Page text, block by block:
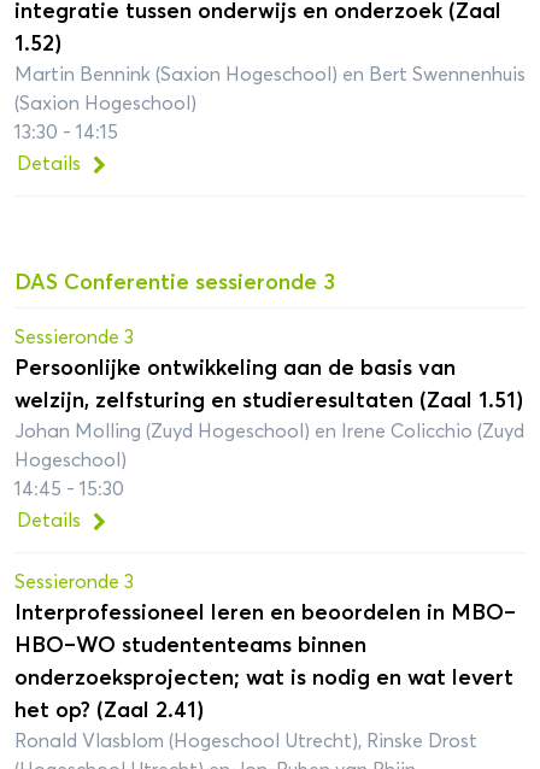
integratie tussen onderwijs en onderzoek (Zaal
1.52)
Martin Bennink (Saxion Hogeschool) en Bert Swennenhuis
(Saxion Hogeschool)
13:30 - 14:15
Details
DAS Conferentie sessieronde 3
Sessieronde 3
Persoonlijke ontwikkeling aan de basis van
welzijn, zelfsturing en studieresultaten (Zaal 1.51)
Johan Molling (Zuyd Hogeschool) en Irene Colicchio (Zuyd
Hogeschool)
14:45 - 15:30
Details
Sessieronde 3
Interprofessioneel leren en beoordelen in MBO–
HBO–WO studententeams binnen
onderzoeksprojecten; wat is nodig en wat levert
het op? (Zaal 2.41)
Ronald Vlasblom (Hogeschool Utrecht), Rinske Drost